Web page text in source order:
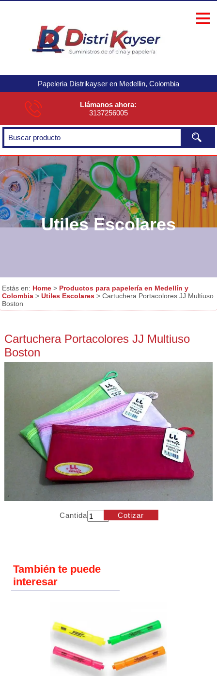
Papeleria Distrikayser en Medellin, Colombia
Llámanos ahora:
3137256005
Utiles Escolares
Estás en: Home > Productos para papelería en Medellín y
Colombia >Utiles Escolares > Cartuchera Portacolores JJ Multiuso
Boston
Cartuchera Portacolores JJ Multiuso
Boston
Cantidad Cotizar
También te puede
interesar